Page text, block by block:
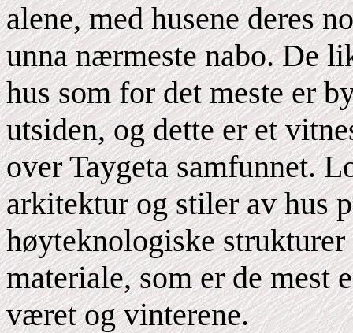
alene, med husene deres
unna nærmeste nabo. De
hus som for det meste er
utsiden, og dette er et
over Taygeta samfunnet.
arkitektur og stiler av hus
høyteknologiske
materiale, som er de mest
været og vinterene.